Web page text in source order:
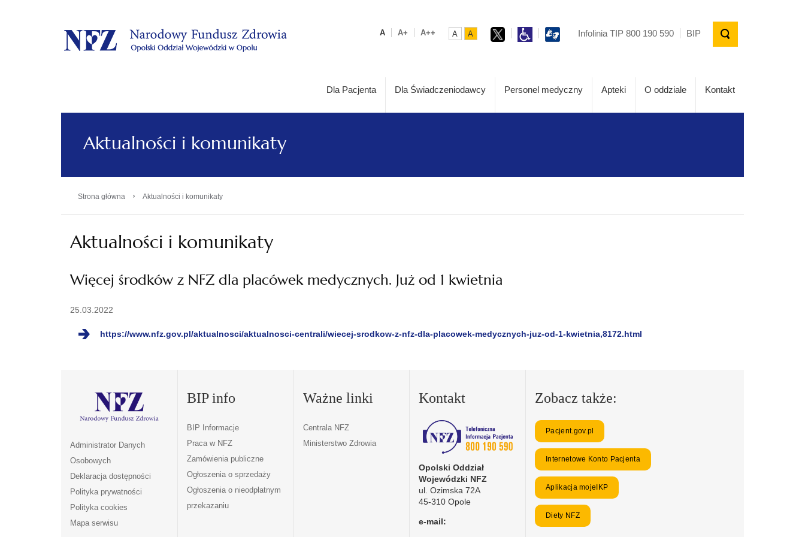
. A A+ A++ A A Infolinia TIP 800 190 590 BIP
Dla Pacjenta Dla Świadczeniodawcy Personel medyczny Apteki O oddziale Kontakt
Aktualności i komunikaty
Strona główna › Aktualności i komunikaty
Aktualności i komunikaty
Więcej środków z NFZ dla placówek medycznych. Już od 1 kwietnia
25.03.2022
https://www.nfz.gov.pl/aktualnosci/aktualnosci-centrali/wiecej-srodkow-z-nfz-dla-placowek-medycznych-juz-od-1-kwietnia,8172.html
Administrator Danych
Osobowych
Deklaracja dostępności
Polityka prywatności
Polityka cookies
Mapa serwisu
BIP info
BIP Informacje
Praca w NFZ
Zamówienia publiczne
Ogłoszenia o sprzedaży
Ogłoszenia o nieodpłatnym
przekazaniu
Ważne linki
Centrala NFZ
Ministerstwo Zdrowia
Kontakt
Opolski Oddział
Wojewódzki NFZ
ul. Ozimska 72A
45-310 Opole
e-mail:
Zobacz także:
Pacjent.gov.pl
Internetowe Konto Pacjenta
Aplikacja mojeIKP
Diety NFZ